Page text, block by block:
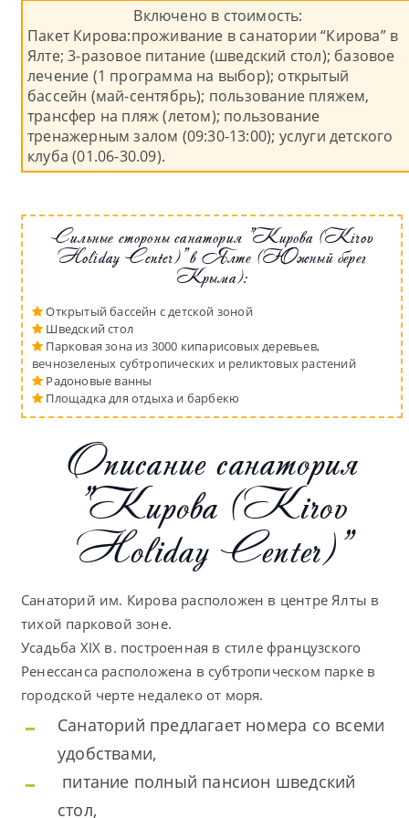
Включено в стоимость:
Пакет Кирова:проживание в санатории “Кирова” в
Ялте; 3-разовое питание (шведский стол); базовое
лечение (1 программа на выбор); открытый
бассейн (май-сентябрь); пользование пляжем,
трансфер на пляж (летом); пользование
тренажерным залом (09:30-13:00); услуги детского
клуба (01.06-30.09).
Сильные стороны санатория "Кирова (Kirov
Holiday Center)" в Ялте (Южный берег
Крыма):
Открытый бассейн с детской зоной
Шведский стол
Парковая зона из 3000 кипарисовых деревьев,
вечнозеленых субтропических и реликтовых растений
Радоновые ванны
Площадка для отдыха и барбекю
Описание санатория
"Кирова (Kirov
Holiday Center)"
Санаторий им. Кирова расположен в центре Ялты в
тихой парковой зоне.
Усадьба XIX в. построенная в стиле французского
Ренессанса расположена в субтропическом парке в
городской черте недалеко от моря.
Санаторий предлагает номера со всеми
удобствами,
питание полный пансион шведский
стол,